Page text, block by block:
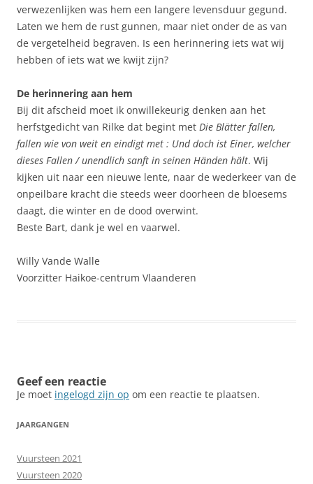
verwezenlijken was hem een langere levensduur gegund.
Laten we hem de rust gunnen, maar niet onder de as van
de vergetelheid begraven. Is een herinnering iets wat wij
hebben of iets wat we kwijt zijn?
De herinnering aan hem
Bij dit afscheid moet ik onwillekeurig denken aan het
herfstgedicht van Rilke dat begint met Die Blätter fallen,
fallen wie von weit en eindigt met : Und doch ist Einer, welcher
dieses Fallen / unendlich sanft in seinen Händen hält. Wij
kijken uit naar een nieuwe lente, naar de wederkeer van de
onpeilbare kracht die steeds weer doorheen de bloesems
daagt, die winter en de dood overwint.
Beste Bart, dank je wel en vaarwel.
Willy Vande Walle
Voorzitter Haikoe-centrum Vlaanderen
Geef een reactie
Je moet ingelogd zijn op om een reactie te plaatsen.
JAARGANGEN
Vuursteen 2021
Vuursteen 2020